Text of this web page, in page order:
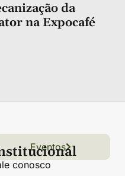
da
na Expocafé
Grãos
Hortifrúti
Eventos
conosco